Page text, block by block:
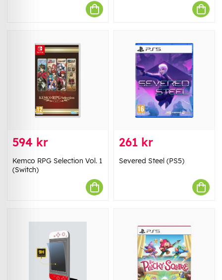
594 kr
Kemco RPG Selection Vol. 1
(Switch)
261 kr
Severed Steel (PS5)